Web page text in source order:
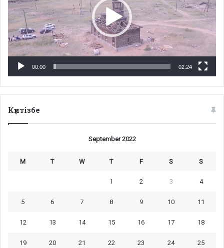
00:00 02:24
Күнтізбе
September 2022
M T W T F S S
1 2 3 4
5 6 7 8 9 10 11
12 13 14 15 16 17 18
19 20 21 22 23 24 25